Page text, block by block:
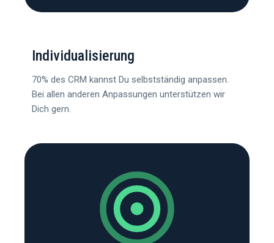
Individualisierung
70% des CRM kannst Du selbstständig anpassen.
Bei allen anderen Anpassungen unterstützen wir
Dich gern.